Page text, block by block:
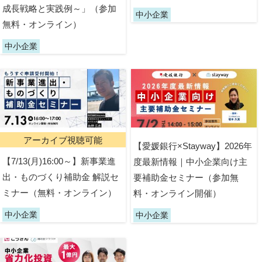
成長戦略と実践例～」（参加
無料・オンライン）
中小企業
中小企業
アーカイブ視聴可能
【7/13(月)16:00～】新事業進
出・ものづくり補助金 解説セ
ミナー（無料・オンライン）
中小企業
【愛媛銀行×Stayway】2026年
度最新情報｜中小企業向け主
要補助金セミナー（参加無
料・オンライン開催）
中小企業